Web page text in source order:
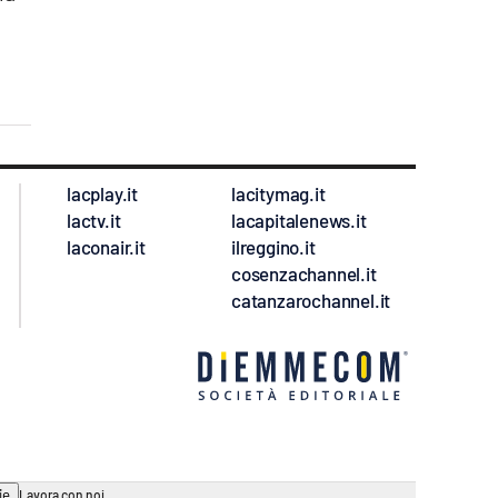
lacplay.it
lactv.it
laconair.it
lacitymag.it
lacapitalenews.it
ilreggino.it
cosenzachannel.it
catanzarochannel.it
Lavora con noi